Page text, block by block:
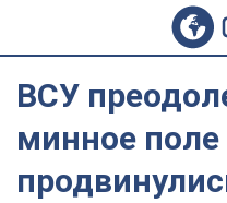
ВСУ
минное поле